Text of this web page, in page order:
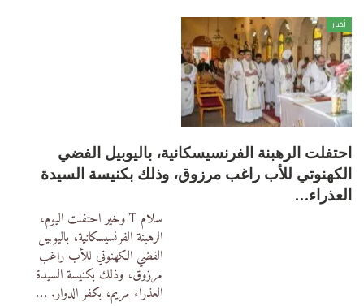
أخبار
احتفلت الرهبنة الفرنسيسكانية، باليوبيل الفضي
الكهنوتي للأب راغب مرزوق، وذلك بكنيسة السيدة
العذراء…
سلام T وخير
احتفلت اليوم،
الرهبنة الفرنسيسكانية، باليوبيل
الفضي الكهنوتي للأب راغب
مرزوق، وذلك بكنيسة السيدة
العذراء مريم، بكفر الدوار. …